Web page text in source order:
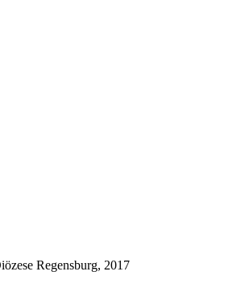
Regensburg, 2017